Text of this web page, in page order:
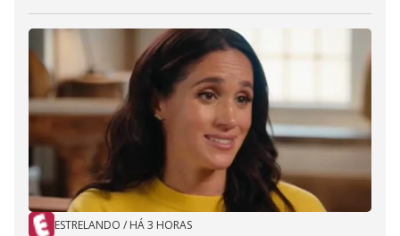
ESTRELANDO / HÁ 3 HORAS